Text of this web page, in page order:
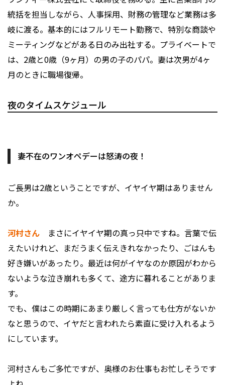
統括を担当しながら、人事採用、財務の管理など業務は多
岐に渡る。基本的にはフルリモート勤務で、特別な商談や
ミーティングなどがある日のみ出社する。プライベートで
は、2歳と0歳（9ヶ月）の男の子のパパ。妻は次男が4ヶ
月のときに職場復帰。
夜のタイムスケジュール
妻不在のワンオペデーは怒涛の夜！
――ご長男は2歳ということですが、イヤイヤ期はありません
か。
河村さん まさにイヤイヤ期の真っ只中ですね。言葉で伝
えたいけれど、まだうまく伝えきれなかったり、ごはんも
好き嫌いがあったり。最近は何がイヤなのか原因がわから
ないような泣き崩れも多くて、途方に暮れることがありま
す。
でも、僕はこの時期にあまり厳しく言っても仕方がないか
なと思うので、イヤだと言われたら素直に受け入れるよう
にしています。
――河村さんもご多忙ですが、奥様のお仕事もお忙しそうです